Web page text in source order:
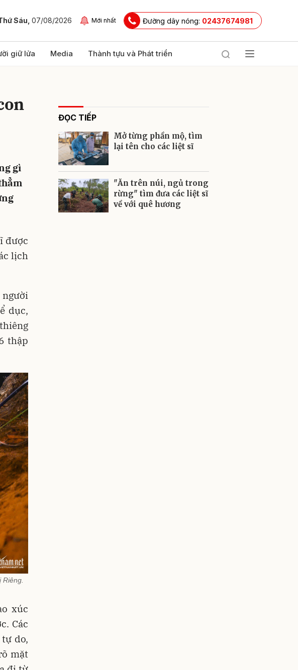
Sáu, 07/08/2026 Mới nhất Đường dây nóng: 02437674981
giữ lửa Media Thành tựu và Phát triển
gì
được
lịch
dục,
thập
xúc
Các
do,
mặt
ĐỌC TIẾP
Mở từng phần mộ, tìm
lại tên cho các liệt sĩ
"Ăn trên núi, ngủ trong
rừng" tìm đưa các liệt sĩ
về với quê hương
Hủy Gửi